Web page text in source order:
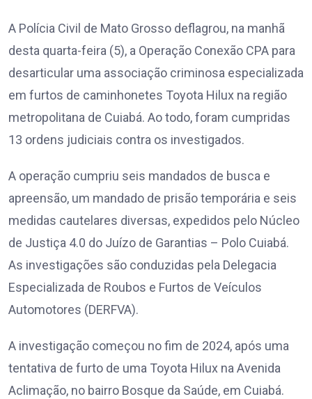
A Polícia Civil de Mato Grosso deflagrou, na manhã
desta quarta-feira (5), a Operação Conexão CPA para
desarticular uma associação criminosa especializada
em furtos de caminhonetes Toyota Hilux na região
metropolitana de Cuiabá. Ao todo, foram cumpridas
13 ordens judiciais contra os investigados.
A operação cumpriu seis mandados de busca e
apreensão, um mandado de prisão temporária e seis
medidas cautelares diversas, expedidos pelo Núcleo
de Justiça 4.0 do Juízo de Garantias – Polo Cuiabá.
As investigações são conduzidas pela Delegacia
Especializada de Roubos e Furtos de Veículos
Automotores (DERFVA).
A investigação começou no fim de 2024, após uma
tentativa de furto de uma Toyota Hilux na Avenida
Aclimação, no bairro Bosque da Saúde, em Cuiabá.